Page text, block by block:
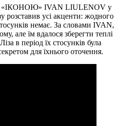
«ІКОНОЮ» IVAN LIULENOV у
розставив усі акценти: жодного
немає. За словами IVAN,
але їм вдалося зберегти теплі
в період їх стосунків була
для їхнього оточення.